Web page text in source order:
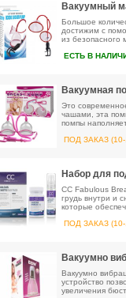
Вакуумный
Большое
достижим с
из безопасного
ЕСТЬ В
Вакуумная
Это
чашами, эта
помпы
ПОД ЗАКАЗ (10-
Набор для
CC Fabulous
грудь внутри и
которые
ПОД ЗАКАЗ (10-
Вакуумно
Вакуумно
устройство
увеличения